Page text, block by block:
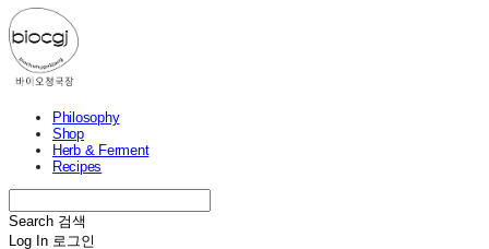
Philosophy
Shop
Herb & Ferment
Recipes
Search 검색
Log In 로그인